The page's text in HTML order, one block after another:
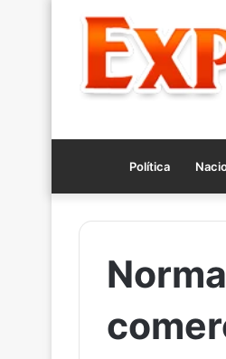
Política